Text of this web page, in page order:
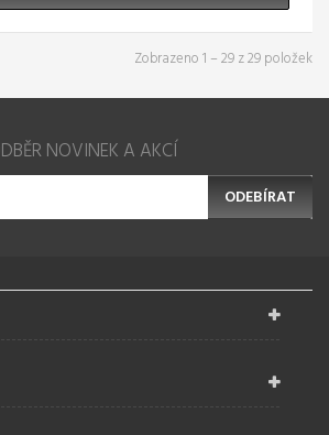
Zobrazeno 1 – 29 z 29 položek
NOVINEK A AKCÍ
ODEBÍRAT